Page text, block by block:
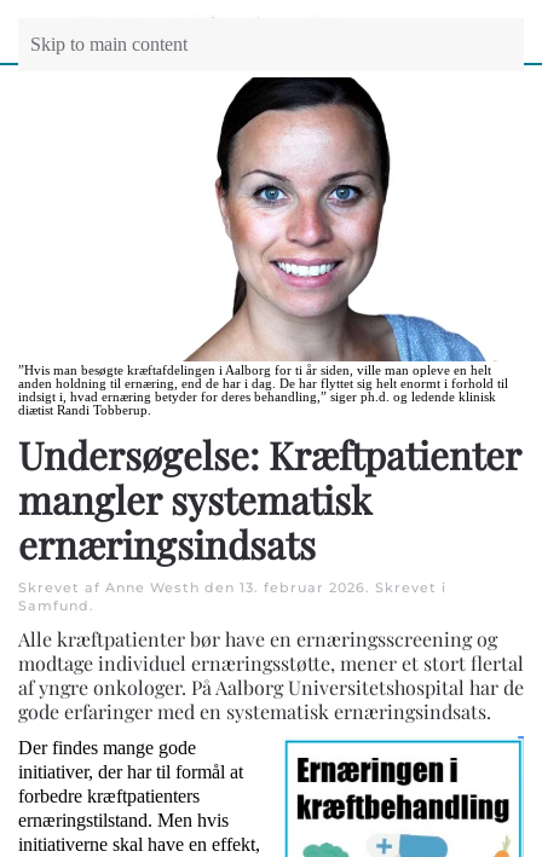
Skip to main content
”Hvis man besøgte kræftafdelingen i Aalborg for ti år siden, ville man opleve en helt
anden holdning til ernæring, end de har i dag. De har flyttet sig helt enormt i forhold til
indsigt i, hvad ernæring betyder for deres behandling,” siger ph.d. og ledende klinisk
diætist Randi Tobberup.
Undersøgelse: Kræftpatienter
mangler systematisk
ernæringsindsats
Skrevet af Anne Westh den 13. februar 2026. Skrevet i
Samfund.
Alle kræftpatienter bør have en ernæringsscreening og
modtage individuel ernæringsstøtte, mener et stort flertal
af yngre onkologer. På Aalborg Universitetshospital har de
gode erfaringer med en systematisk ernæringsindsats.
Der findes mange gode
initiativer, der har til formål at
forbedre kræftpatienters
ernæringstilstand. Men hvis
initiativerne skal have en effekt,